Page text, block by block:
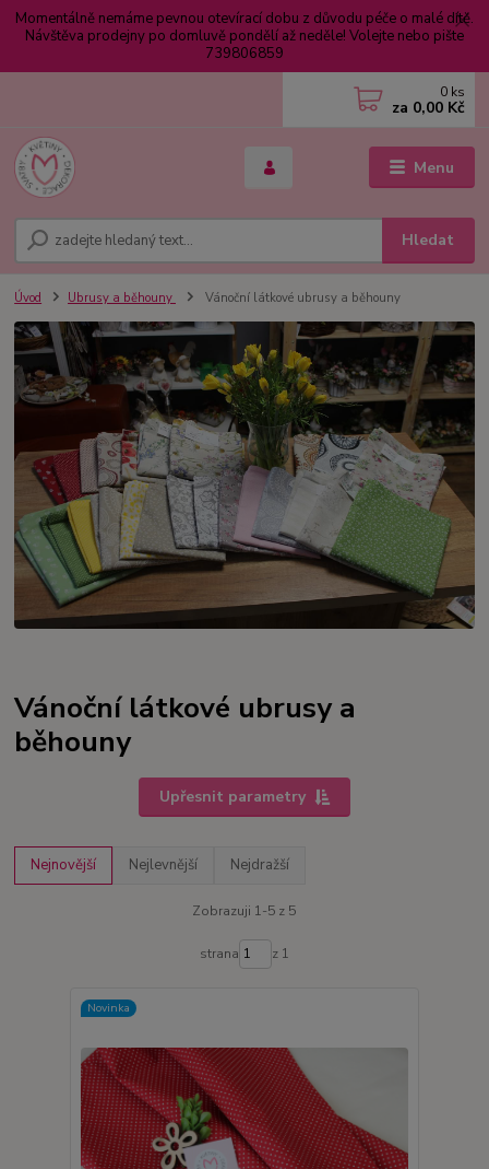
Momentálně nemáme pevnou otevírací dobu z důvodu péče o malé dítě.
Návštěva prodejny po domluvě pondělí až neděle! Volejte nebo pište
739806859
Menu
Hledat
0 ks
za 0,00 Kč
Úvod Ubrusy a běhouny Vánoční látkové ubrusy a běhouny
Vánoční látkové ubrusy a
běhouny
Upřesnit parametry
Nejnovější Nejlevnější Nejdražší
Zobrazuji 1-5 z 5
strana z 1
Novinka